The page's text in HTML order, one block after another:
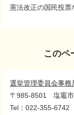
憲法改正の国民投票
このペ
選挙管理委員会事務
〒985-8501
塩竈
Tel：022-355-6742